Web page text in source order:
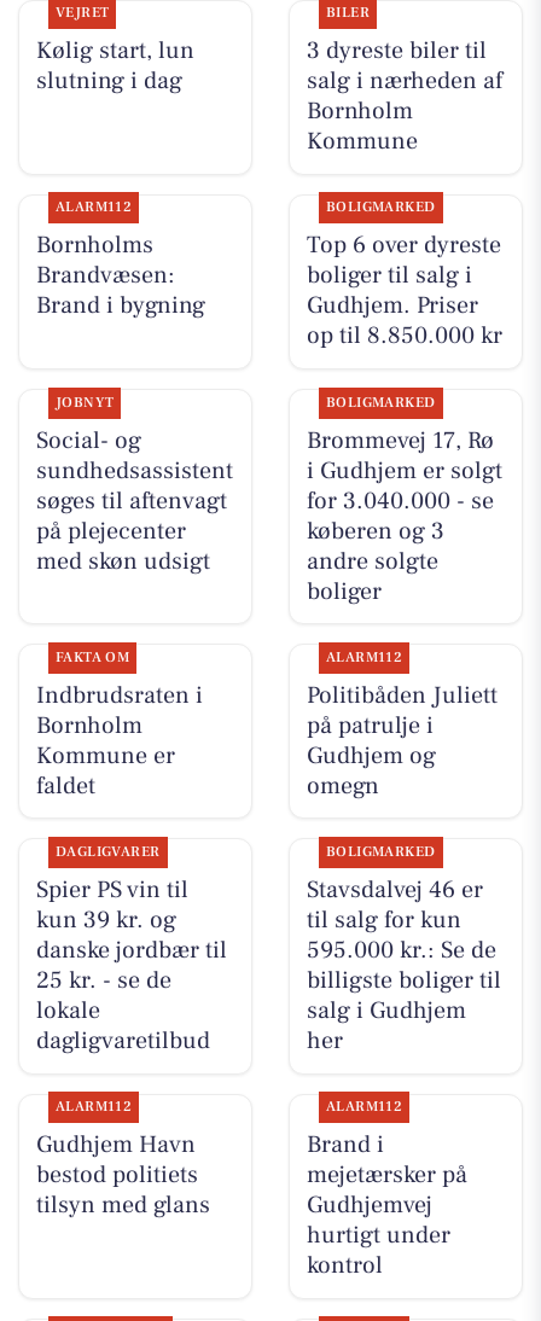
VEJRET
Kølig start, lun
slutning i dag
BILER
3 dyreste biler til
salg i nærheden af
Bornholm
Kommune
ALARM112
Bornholms
Brandvæsen:
Brand i bygning
BOLIGMARKED
Top 6 over dyreste
boliger til salg i
Gudhjem. Priser
op til 8.850.000 kr
JOBNYT
Social- og
sundhedsassistent
søges til aftenvagt
på plejecenter
med skøn udsigt
BOLIGMARKED
Brommevej 17, Rø
i Gudhjem er solgt
for 3.040.000 - se
køberen og 3
andre solgte
boliger
FAKTA OM
Indbrudsraten i
Bornholm
Kommune er
faldet
ALARM112
Politibåden Juliett
på patrulje i
Gudhjem og
omegn
DAGLIGVARER
Spier PS vin til
kun 39 kr. og
danske jordbær til
25 kr. - se de
lokale
dagligvaretilbud
BOLIGMARKED
Stavsdalvej 46 er
til salg for kun
595.000 kr.: Se de
billigste boliger til
salg i Gudhjem
her
ALARM112
Gudhjem Havn
bestod politiets
tilsyn med glans
ALARM112
Brand i
mejetærsker på
Gudhjemvej
hurtigt under
kontrol